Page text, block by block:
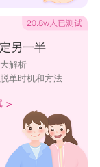
另一半
解析
单时机和方法